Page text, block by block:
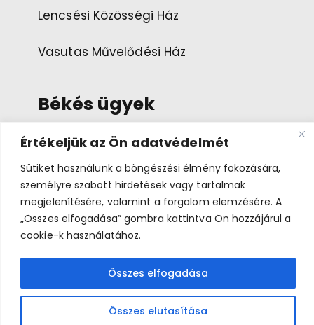
Értékeljük az Ön adatvédelmét
Sütiket használunk a böngészési élmény fokozására,
személyre szabott hirdetések vagy tartalmak
megjelenítésére, valamint a forgalom elemzésére. A
„Összes elfogadása” gombra kattintva Ön hozzájárul a
cookie-k használatához.
Összes elutasítása
Összes elfogadása
Lencsési Közösségi Ház
Vasutas Művelődési Ház
Békés ügyek
Esemény ajánlása
Bemutatkozás
Békés Napok 2026 © A médiatartalmakkal az eredeti
jogtulajdonosok rendelkeznek.